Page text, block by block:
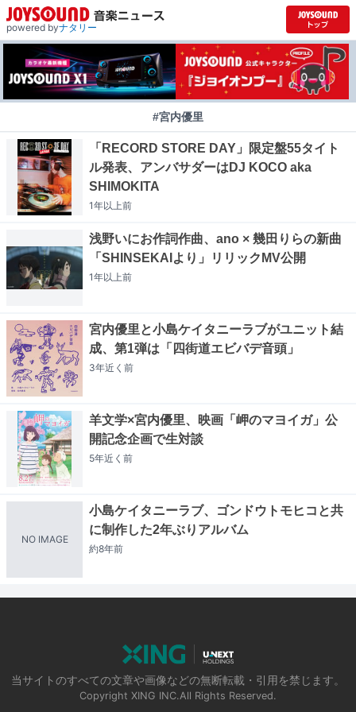
powered byナタリー
#宮内優里
「RECORD STORE DAY」限定盤55タイト
ル発表、アンバサダーはDJ KOCO aka
SHIMOKITA
1年以上前
浅野いにお作詞作曲、ano × 幾田りらの新曲
「SHINSEKAIより」リリックMV公開
1年以上前
宮内優里と小島ケイタニーラブがユニット結
成、第1弾は「四街道エビバデ音頭」
3年近く 前
羊文学×宮内優里、映画「岬のマヨイガ」公
開記念企画で生対談
5年近く 前
NO IMAGE
小島ケイタニーラブ、ゴンドウトモヒコと共
に制作した2年ぶりアルバム
約8年前
当サイトのすべての文章や画像などの無断転載・引用を禁じます。
Copyright XING INC.All Rights Reserved.